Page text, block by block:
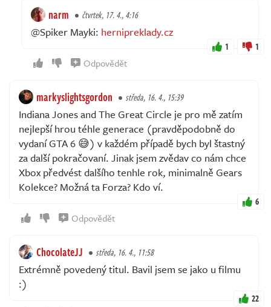
narm čtvrtek, 17. 4., 4:16
@Spiker Mayki: hernipreklady.cz
1 1
Odpovědět
markyslightsgordon středa, 16. 4., 15:39
Indiana Jones and The Great Circle je pro mě zatím
nejlepší hrou téhle generace (pravděpodobně do
vydaní GTA 6 😅) v každém případě bych byl štastný
za další pokračovaní. Jinak jsem zvědav co nám chce
Xbox předvést dalšího tenhle rok, minimalně Gears
Kolekce? Možná ta Forza? Kdo ví.
6
Odpovědět
ChocolateJJ středa, 16. 4., 11:58
Extrémně povedený titul. Bavil jsem se jako u filmu
:)
22